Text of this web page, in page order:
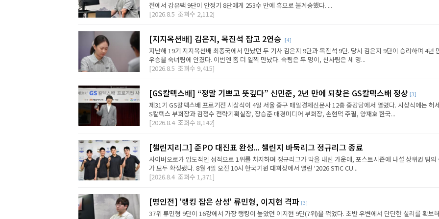
전에서 강유택 9단이 안정기 8단에게 253수 만에 흑으로 불계승했다. ...
[2026.8.5 조회수 2,112]
[지지옥션배] 김은지, 목진석 잡고 2연승 [4]
지난해 19기 지지옥션배 최종국에서 만났던 두 기사 김은지 9단과 목진석 9단. 당시 김은지 9단이 승리하며 4년
우승을 숙녀팀에 안겼다. 이번엔 좀 더 일찍 만났다. 숙팀은 두 명이, 신사팀은 세 명...
[2026.8.5 조회수 9,415]
[GS칼텍스배] “정말 기쁘고 뜻깊다” 신민준, 2년 만에 되찾은 GS칼텍스배 정상 [3]
제31기 GS칼텍스배 프로기전 시상식이 4일 서울 중구 매일경제신문사 12층 중강당에서 열렸다. 시상식에는 허
S칼텍스 부회장과 김정수 전략기획실장, 장승준 매경미디어 부회장, 손현덕 주필, 양재호 한국...
[2026.8.4 조회수 8,142]
[챌린지리그] 준PO 대진표 완성... 챌린지 바둑리그 정규리그 종료
사이버오로가 압도적인 성적으로 1위를 차지하며 정규리그가 막을 내린 가운데, 포스트시즌에 나설 상위권 팀의
가 모두 확정됐다. 8월 4일 오전 10시 한국기원 대회장에서 열린 '2026 STIC CU...
[2026.8.4 조회수 1,371]
[명인전] '랭킹 잡은 상성' 류민형, 이지현 격파 [3]
37위 류민형 9단이 16강에서 가장 랭킹이 높았던 이지현 9단(7위)을 꺾었다. 초반 우변에서 단단한 실리를 확보